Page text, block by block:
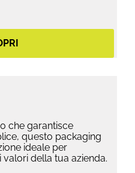
che garantisce
questo packaging
ideale per
della tua azienda.